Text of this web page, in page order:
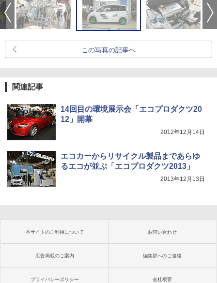
この写真の記事へ
関連記事
14回目の環境展示会「エコプロダクツ20
12」開幕
2012年12月14日
エコカーからリサイクル製品まであらゆ
るエコが並ぶ「エコプロダクツ2013」
2013年12月13日
本サイトのご利用について お問い合わせ
広告掲載のご案内 編集部へのご連絡
プライバシーポリシー 会社概要